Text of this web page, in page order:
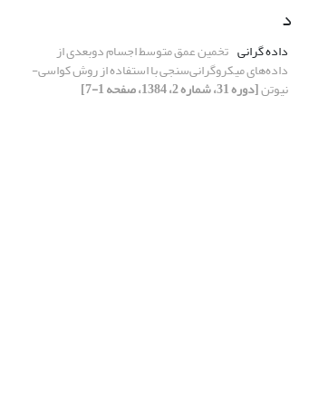
د
داده گرانی تخمین عمق متوسط اجسام دو‌بعدی از
داده‌های میکروگرانی‌سنجی با استفاده از روش کواسی-
نیوتن[دوره 31، شماره 2، 1384، صفحه 1-7]